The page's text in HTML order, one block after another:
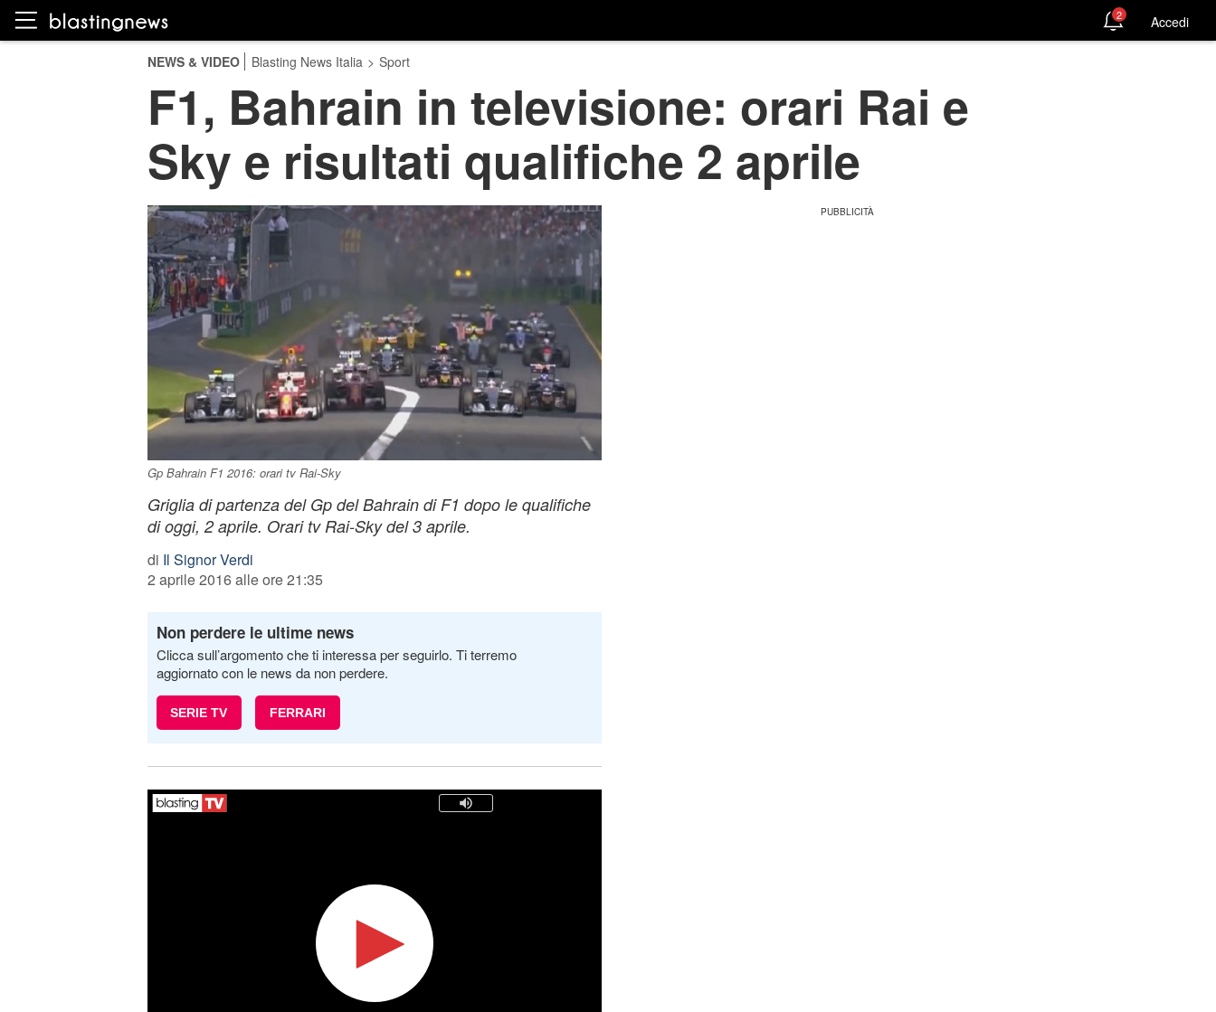
2 Accedi
NEWS & VIDEO Blasting News Italia > Sport
F1, Bahrain in televisione: orari Rai e
Sky e risultati qualifiche 2 aprile
Gp Bahrain F1 2016: orari tv Rai-Sky
Griglia di partenza del Gp del Bahrain di F1 dopo le qualifiche
di oggi, 2 aprile. Orari tv Rai-Sky del 3 aprile.
di Il Signor Verdi
2 aprile 2016 alle ore 21:35
Non perdere le ultime news
Clicca sull’argomento che ti interessa per seguirlo. Ti terremo
aggiornato con le news da non perdere.
SERIE TV FERRARI